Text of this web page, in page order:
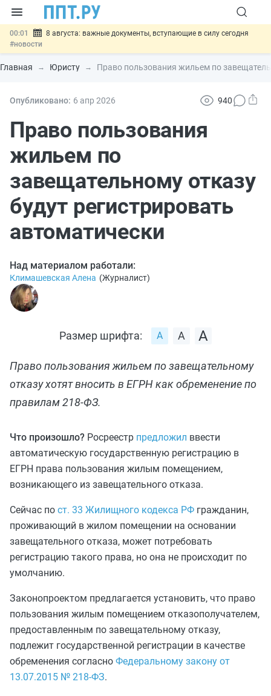
00:01
8 августа: важные документы, вступающие в силу сегодня
#новости
07.08 Подписан закон о блокировке продажи опасных товаров через
«Честный знак»#новости
07.08 Госпошлину за устранение ошибок в документах предлагают
07.08
отношений #новости
Главная Юристу Право пользования жильем по
Опубликовано: 6 апр 2026 940
Право пользования
жильем по
завещательному отказу
будут регистрировать
автоматически
Над материалом работали:
Климашевская Алена (Журналист)
Размер шрифта:
Право пользования жильем по завещательному
отказу хотят вносить в ЕГРН как обременение по
правилам 218‑ФЗ.
Что произошло? Росреестр предложил ввести
автоматическую государственную регистрацию в
ЕГРН права пользования жилым помещением,
возникающего из завещательного отказа.
Сейчас по ст. 33 Жилищного кодекса РФ гражданин,
проживающий в жилом помещении на основании
завещательного отказа, может потребовать
регистрацию такого права, но она не происходит по
умолчанию.
Законопроектом предлагается установить, что право
пользования жилым помещением отказополучателем,
предоставленным по завещательному отказу,
подлежит государственной регистрации в качестве
обременения согласно Федеральному закону от
13.07.2015 № 218-ФЗ.